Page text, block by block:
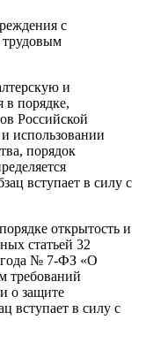
с
трудовым
и
в порядке,
Российской
использовании
порядок
вступает в силу с
открытость и
статьей 32
года № 7-ФЗ «О
требований
о защите
вступает в силу с